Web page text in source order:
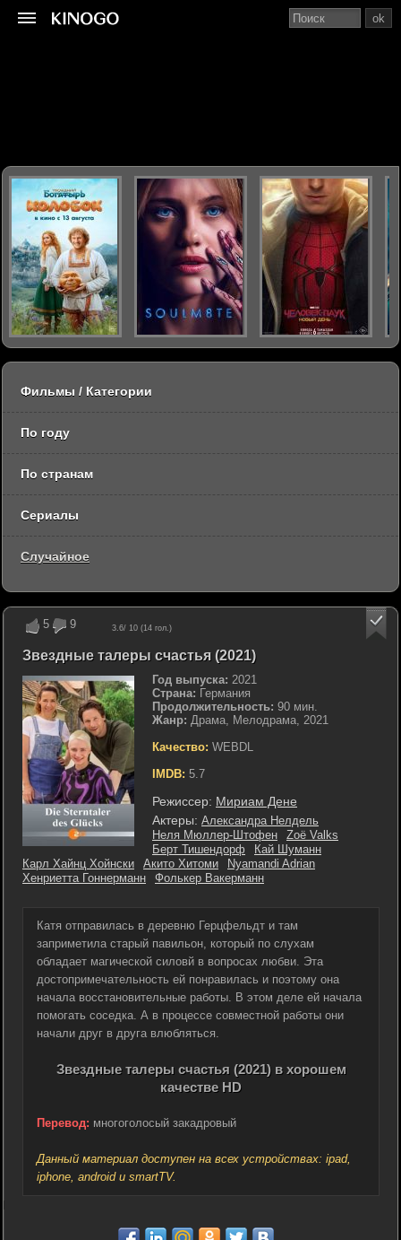
5 9 3.6/ 10 (14 гол.)
Звездные талеры счастья (2021)
Год выпуска: 2021
Страна: Германия
Продолжительность: 90 мин.
Жанр: Драма, Мелодрама, 2021
Качество: WEBDL
IMDB: 5.7
Режиссер: Мириам Дене
Актеры: Александра Нелдель
Неля Мюллер-Штофен
Zoë Valks
Берт Тишендорф
Кай Шуманн
Карл Хайнц Хойнски
Акито Хитоми
Nyamandi Adrian
Хенриетта Гоннерманн
Фолькер Вакерманн
Катя отправилась в деревню Герцфельдт и там
заприметила старый павильон, который по слухам
обладает магической силовй в вопросах любви. Эта
достопримечательность ей понравилась и поэтому она
начала восстановительные работы. В этом деле ей начала
помогать соседка. А в процессе совместной работы они
начали друг в друга влюбляться.
Звездные талеры счастья (2021) в хорошем
качестве HD
Перевод: многоголосый закадровый
Данный материал доступен на всех устройствах: ipad,
iphone, android и smartTV.
ok
Фильмы / Категории
По году
По странам
Сериалы
Случайное